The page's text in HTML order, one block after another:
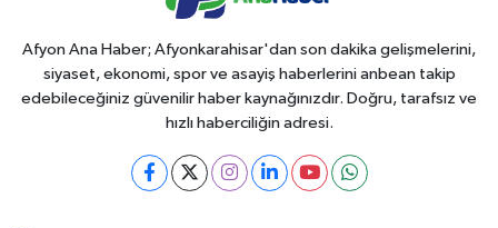
Afyon Ana Haber; Afyonkarahisar'dan son dakika gelişmelerini,
siyaset, ekonomi, spor ve asayiş haberlerini anbean takip
edebileceğiniz güvenilir haber kaynağınızdır. Doğru, tarafsız ve
hızlı haberciliğin adresi.